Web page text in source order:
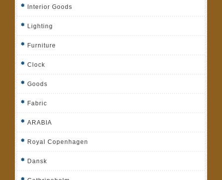
Interior Goods
Lighting
Furniture
Clock
Goods
Fabric
ARABIA
Royal Copenhagen
Dansk